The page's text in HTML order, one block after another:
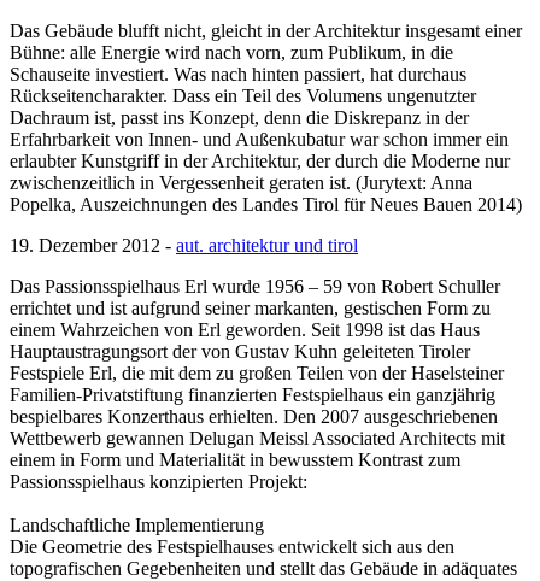
Das Gebäude blufft nicht, gleicht in der Architektur insgesamt einer
Bühne: alle Energie wird nach vorn, zum Publikum, in die
Schauseite investiert. Was nach hinten passiert, hat durchaus
Rückseitencharakter. Dass ein Teil des Volumens ungenutzter
Dachraum ist, passt ins Konzept, denn die Diskrepanz in der
Erfahrbarkeit von Innen- und Außenkubatur war schon immer ein
erlaubter Kunstgriff in der Architektur, der durch die Moderne nur
zwischenzeitlich in Vergessenheit geraten ist. (Jurytext: Anna
Popelka, Auszeichnungen des Landes Tirol für Neues Bauen 2014)
19. Dezember 2012 - aut. architektur und tirol
Das Passionsspielhaus Erl wurde 1956 – 59 von Robert Schuller
errichtet und ist aufgrund seiner markanten, gestischen Form zu
einem Wahrzeichen von Erl geworden. Seit 1998 ist das Haus
Hauptaustragungsort der von Gustav Kuhn geleiteten Tiroler
Festspiele Erl, die mit dem zu großen Teilen von der Haselsteiner
Familien-Privatstiftung finanzierten Festspielhaus ein ganzjährig
bespielbares Konzerthaus erhielten. Den 2007 ausgeschriebenen
Wettbewerb gewannen Delugan Meissl Associated Architects mit
einem in Form und Materialität in bewusstem Kontrast zum
Passionsspielhaus konzipierten Projekt:
Landschaftliche Implementierung
Die Geometrie des Festspielhauses entwickelt sich aus den
topografischen Gegebenheiten und stellt das Gebäude in adäquates